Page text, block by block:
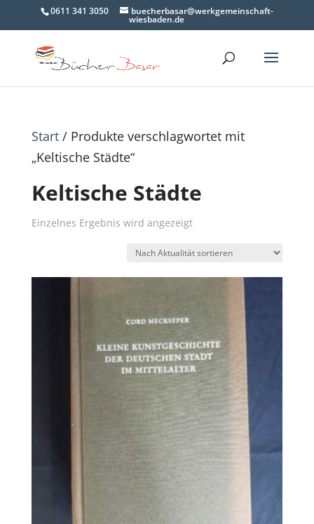
0611 341 3050 buecherbasar@werkgemeinschaft-
wiesbaden.de
Start/ Produkte verschlagwortet mit
„Keltische Städte“
Keltische Städte
Einzelnes Ergebnis wird angezeigt